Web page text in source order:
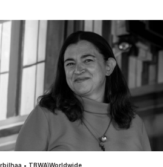
• TBWA\Worldwide